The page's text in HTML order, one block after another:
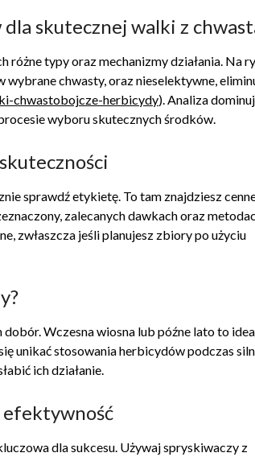
skutecznej walki z
typy oraz mechanizmy działania. Na
chwasty, oraz nieselektywne,
chwastobojcze-herbicydy). Analiza
wyboru skutecznych środków.
sprawdź etykietę. To tam znajdziesz
zalecanych dawkach oraz
zwłaszcza jeśli planujesz zbiory po użyciu
Wczesna wiosna lub późne lato to
unikać stosowania herbicydów podczas
ich działanie.
dla sukcesu. Używaj spryskiwaczy z